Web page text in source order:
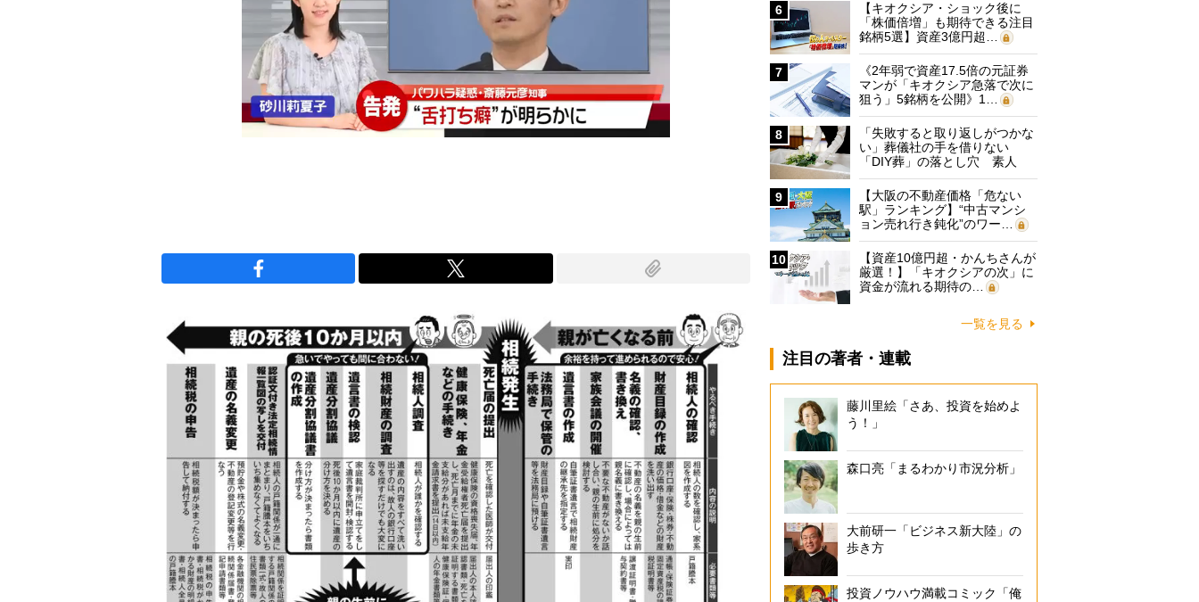
6
【キオクシア・ショック後に
「株価倍増」も期待できる注目
銘柄5選】資産3億円超…
7
《2年弱で資産17.5倍の元証券
マンが「キオクシア急落で次に
狙う」5銘柄を公開》1…
8
「失敗すると取り返しがつかな
い」葬儀社の手を借りない
「DIY葬」の落とし穴 素人
に…
9
【大阪の不動産価格「危ない
駅」ランキング】“中古マンシ
ョン売れ行き鈍化”のワー…
10
【資産10億円超・かんちさんが
厳選！】「キオクシアの次」に
資金が流れる期待の…
一覧を見る
注目の著者・連載
藤川里絵「さあ、投資を始めよ
う！」
森口亮「まるわかり市況分析」
大前研一「ビジネス新大陸」の
歩き方
投資ノウハウ満載コミック「俺